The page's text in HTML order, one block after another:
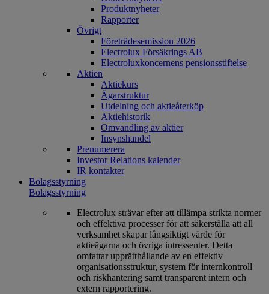
Produktnyheter
Rapporter
Övrigt
Företrädesemission 2026
Electrolux Försäkrings AB
Electroluxkoncernens pensionsstiftelse
Aktien
Aktiekurs
Ägarstruktur
Utdelning och aktieåterköp
Aktiehistorik
Omvandling av aktier
Insynshandel
Prenumerera
Investor Relations kalender
IR kontakter
Bolagsstyrning
Bolagsstyrning
Electrolux strävar efter att tillämpa strikta normer
och effektiva processer för att säkerställa att all
verksamhet skapar långsiktigt värde för
aktieägarna och övriga intressenter. Detta
omfattar upprätthållande av en effektiv
organisationsstruktur, system för internkontroll
och riskhantering samt transparent intern och
extern rapportering.